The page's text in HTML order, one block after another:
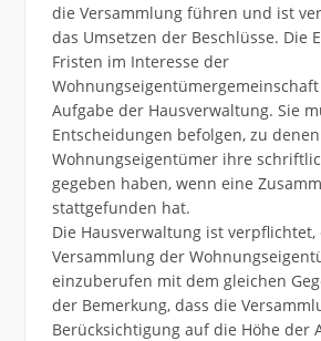
die Versammlung führen und ist
das Umsetzen der Beschlüsse. Die
Fristen im Interesse der
Aufgabe der Hausverwaltung. Sie
Entscheidungen befolgen, zu
Wohnungseigentümer ihre
gegeben haben, wenn eine
stattgefunden hat.
Die Hausverwaltung ist
Versammlung der
einzuberufen mit dem gleichen
der Bemerkung, dass die
Berücksichtigung auf die Höhe der